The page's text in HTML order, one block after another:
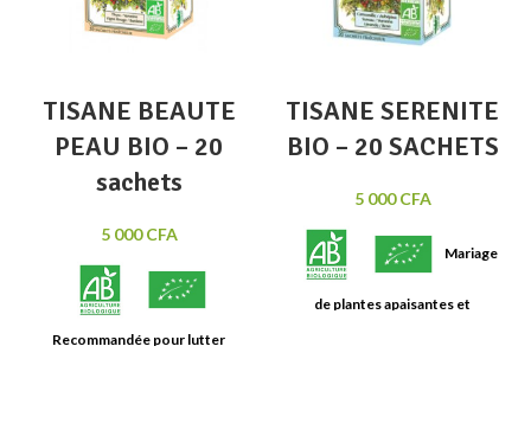
TISANE BEAUTE
PEAU BIO – 20
sachets
5 000CFA
Recommandée pour lutter
TISANE SERENITE
BIO – 20 SACHETS
5 000CFA
Mariage
de plantes apaisantes et